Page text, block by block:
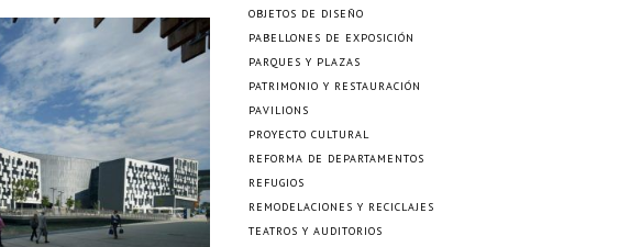
OBJETOS DE DISEÑO
PABELLONES DE EXPOSICIÓN
PARQUES Y PLAZAS
PATRIMONIO Y RESTAURACIÓN
PAVILIONS
PROYECTO CULTURAL
REFORMA DE DEPARTAMENTOS
REFUGIOS
REMODELACIONES Y RECICLAJES
TEATROS Y AUDITORIOS